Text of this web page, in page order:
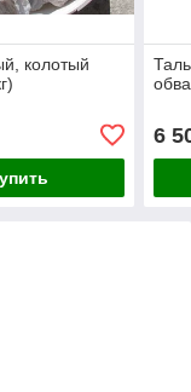
колотый
6